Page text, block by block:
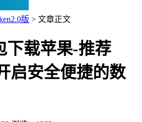
版 > 文章正文
下载苹果-推荐
启安全便捷的数